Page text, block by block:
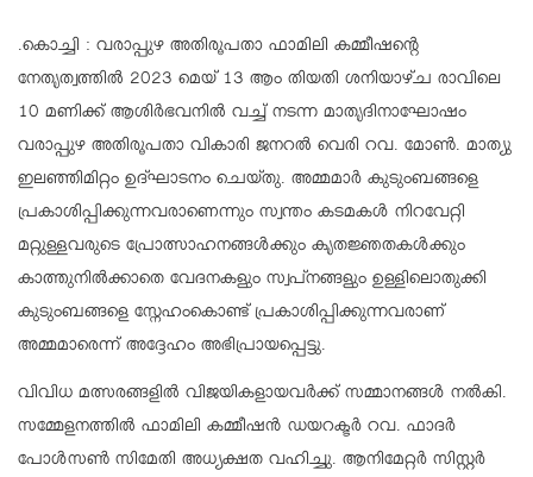
.കൊച്ചി : വരാപ്പുഴ അതിരൂപതാ ഫാമിലി കമ്മീഷന്റെ
നേതൃത്വത്തിൽ 2023 മെയ് 13 ആം തിയതി ശനിയാഴ്ച രാവിലെ
10 മണിക്ക് ആശിർഭവനിൽ വച്ച് നടന്ന മാതൃദിനാഘോഷം
വരാപ്പുഴ അതിരൂപതാ വികാരി ജനറൽ വെരി റവ. മോൺ. മാത്യു
ഇലഞ്ഞിമിറ്റം ഉദ്ഘാടനം ചെയ്തു. അമ്മമാർ കുടുംബങ്ങളെ
പ്രകാശിപ്പിക്കുന്നവരാണെന്നും സ്വന്തം കടമകൾ നിറവേറ്റി
മറ്റുള്ളവരുടെ പ്രോത്സാഹനങ്ങൾക്കും കൃതജ്ഞതകൾക്കും
കാത്തുനിൽക്കാതെ വേദനകളും സ്വപ്നങ്ങളും ഉള്ളിലൊതുക്കി
കുടുംബങ്ങളെ സ്നേഹംകൊണ്ട് പ്രകാശിപ്പിക്കുന്നവരാണ്
അമ്മമാരെന്ന് അദ്ദേഹം അഭിപ്രായപ്പെട്ടു.
വിവിധ മത്സരങ്ങളിൽ വിജയികളായവർക്ക് സമ്മാനങ്ങൾ നൽകി.
സമ്മേളനത്തിൽ ഫാമിലി കമ്മീഷൻ ഡയറക്ടർ റവ. ഫാദർ
പോൾസൺ സിമേതി അധ്യക്ഷത വഹിച്ചു. ആനിമേറ്റർ സിസ്റ്റർ